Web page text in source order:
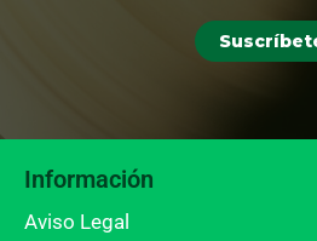
Información
Aviso Legal